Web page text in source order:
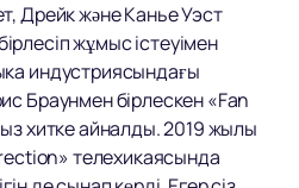
Дрейк және Канье Уэст
жұмыс істеуімен
индустриясындағы
Браунмен бірлескен «Fan
хитке айналды. 2019 жылы
телехикаясында